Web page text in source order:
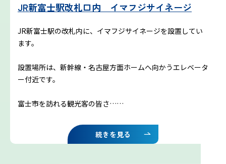
お知らせ
プロフェッショナルのつぶやき
いまふじぃ～さんの部屋
JR新富士駅改札口内 イマフジサイネージ
JR新富士駅の改札内に、イマフジサイネージを設置してい
ます。
設置場所は、新幹線・名古屋方面ホームへ向かうエレベータ
ー付近です。
富士市を訪れる観光客の皆さ……
続きを見る